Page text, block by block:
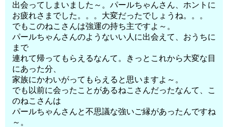
出会ってしまいました～。パールちゃんさん、ホントに
お疲れさまでした。。。大変だったでしょうね。。。
でもこのねこさんは強運の持ち主ですよ～。
パールちゃんさんのようないい人に出会えて、おうちに
まで
連れて帰ってもらえるなんて。きっとこれから大変な目
にあった分、
家族にかわいがってもらえると思いますよ～。
でも以前に会ったことがあるねこさんだったなんて、こ
のねこさんは
パールちゃんさんと不思議な強いご縁があったんですね
～。